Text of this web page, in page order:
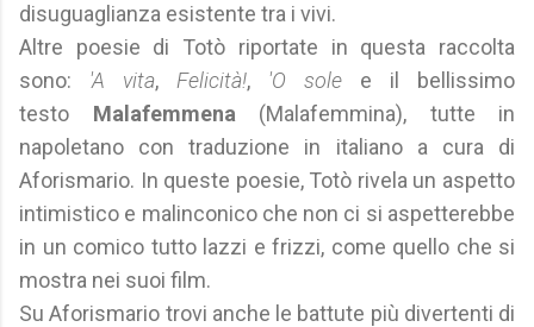
disuguaglianza esistente tra i vivi.
Altre poesie di Totò riportate in questa raccolta
sono: 'A vita, Felicità!, 'O sole
e il bellissimo
testo Malafemmena
(Malafemmina), tutte in
napoletano con traduzione in italiano a cura di
Aforismario. In queste poesie, Totò rivela un aspetto
intimistico e malinconico che non ci si aspetterebbe
in un comico tutto lazzi e frizzi, come quello che si
mostra nei suoi film.
Su Aforismario trovi anche le battute più divertenti di